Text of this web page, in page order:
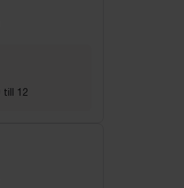
till 12